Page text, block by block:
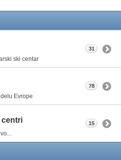
ski centar
31
Evrope
78
centri 15